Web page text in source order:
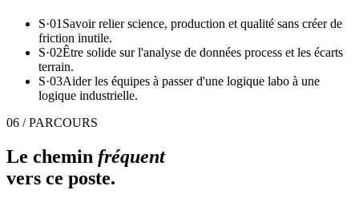
S·01 Savoir relier science, production et qualité sans créer de
friction inutile.
S·02Être solide sur l'analyse de données process et les écarts
terrain.
S·03Aider les équipes à passer d'une logique labo à une
logique industrielle.
06 / PARCOURS
Le chemin fréquent
vers ce poste.